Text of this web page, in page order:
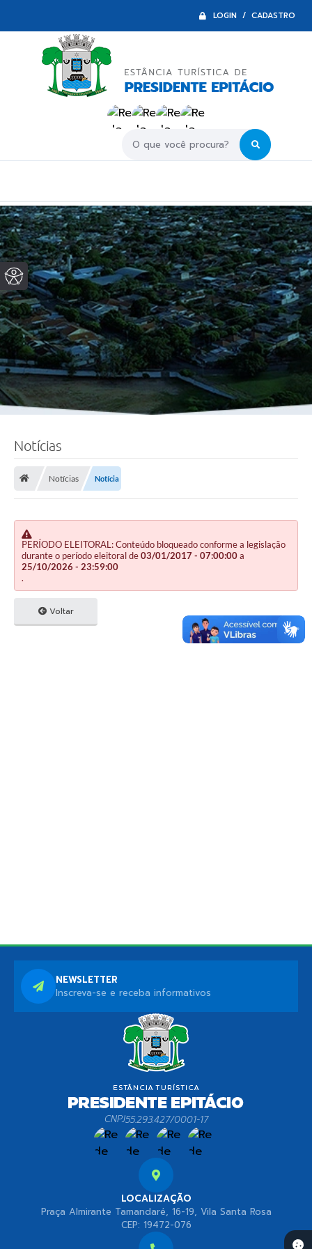
LOGIN / CADASTRO
Notícias
Notícias Notícia
PERÍODO ELEITORAL: Conteúdo bloqueado conforme a legislação
durante o período eleitoral de03/01/2017 - 07:00:00a
25/10/2026 - 23:59:00
.
Voltar
LOCALIZAÇÃO
Praça Almirante Tamandaré, 16-19, Vila Santa Rosa
CEP: 19472-076
CNPJ55.293.427/0001-17
NEWSLETTER
Inscreva-se e receba informativos